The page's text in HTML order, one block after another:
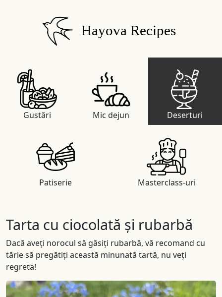
Hayova Recipes
Gustări Mic dejun Deserturi
Patiserie Masterclass-uri
Tarta cu ciocolată și rubarbă
Dacă aveți norocul să găsiți rubarbă, vă recomand cu
tărie să pregătiți această minunată tartă, nu veți
regreta!